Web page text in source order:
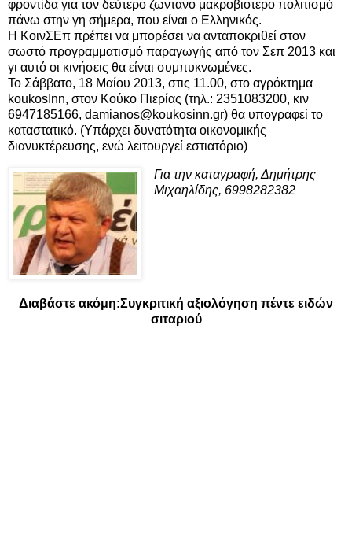
φροντίδα για τον δεύτερο ζωντανό μακροβιότερο πολιτισμό
πάνω στην γη σήμερα, που είναι ο Ελληνικός.
Η ΚοινΣΕπ πρέπει να μπορέσει να ανταποκριθεί στον
σωστό προγραμματισμό παραγωγής από τον Σεπ 2013 και
γι αυτό οι κινήσεις θα είναι συμπυκνωμένες.
Το Σάββατο, 18 Μαίου 2013, στις 11.00, στο αγρόκτημα
koukosInn, στον Κούκο Πιερίας (τηλ.: 2351083200, κιν
6947185166, damianos@koukosinn.gr) θα υπογραφεί το
καταστατικό. (Υπάρχει δυνατότητα οικονομικής
διανυκτέρευσης, ενώ λειτουργεί εστιατόριο)
Για την καταγραφή, Δημήτρης
Μιχαηλίδης, 6998282382
Διαβάστε ακόμη:Συγκριτική αξιολόγηση πέντε ειδών
σιταριού